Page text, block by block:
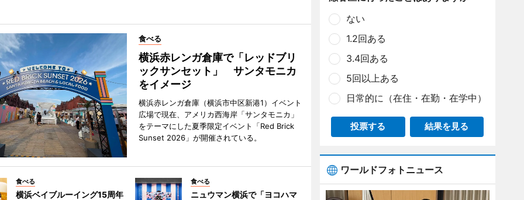
食べる
横浜赤レンガ倉庫で「レッドブリ
ックサンセット」 サンタモニカ
をイメージ
横浜赤レンガ倉庫（横浜市中区新港1）イベント
広場で現在、アメリカ西海岸「サンタモニカ」
をテーマにした夏季限定イベント「Red Brick
Sunset 2026」が開催されている。
食べる
横浜ベイブルーイング15周年
食べる
ニュウマン横浜で「ヨコハマ
ない
1.2回ある
3.4回ある
5回以上ある
日常的に（在住・在勤・在学中）
投票する 結果を見る
ワールドフォトニュース